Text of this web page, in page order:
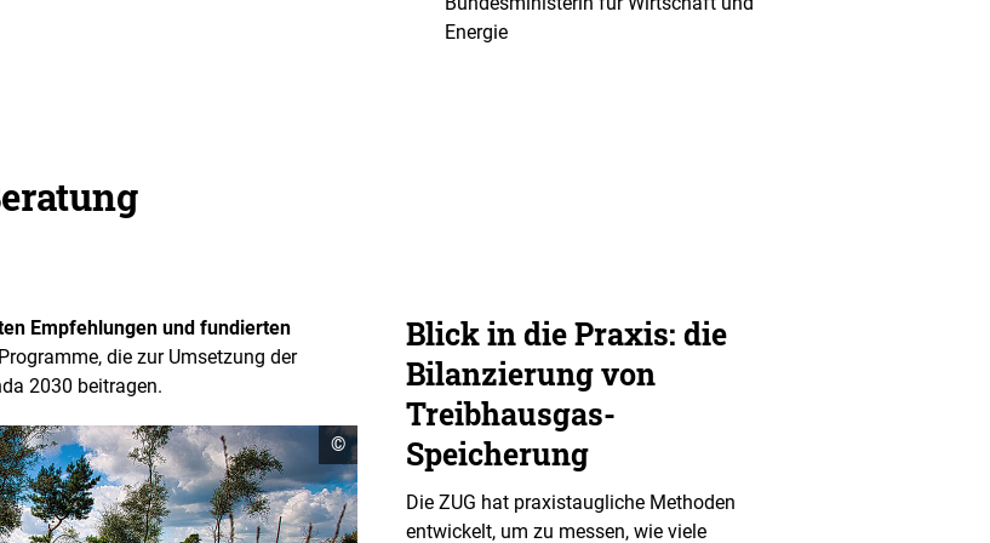
Energie
Empfehlungen und fundierten
die zur Umsetzung der
2030 beitragen.
C
o
p
y
r
©
Blick in die Praxis: die
Bilanzierung von
Treibhausgas-
Speicherung
Die ZUG hat praxistaugliche Methoden
entwickelt, um zu messen, wie viele